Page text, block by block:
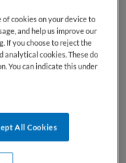
Medische
en welzijn
of cookies on your device to
and help us improve our
If you choose to reject the
analytical cookies. These do
You can indicate this under
All Cookies